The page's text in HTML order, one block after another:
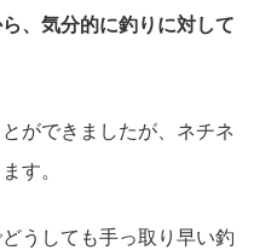
、気分的に釣りに対して
ができましたが、ネチネ
す。
うしても手っ取り早い釣